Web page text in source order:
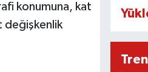
konumuna, kat
değişkenlik